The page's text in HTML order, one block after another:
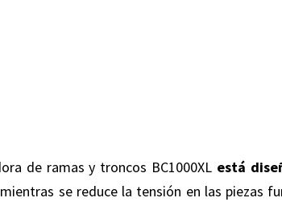
de ramas y troncos BC1000XL está
se reduce la tensión en las piezas